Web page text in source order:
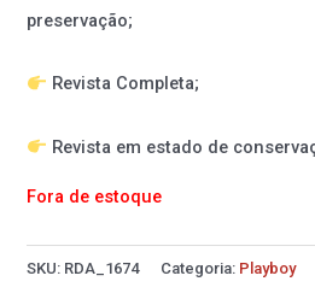
preservação;
Revista Completa;
Revista em estado de
Fora de estoque
SKU: RDA_1674 Categoria: Playboy